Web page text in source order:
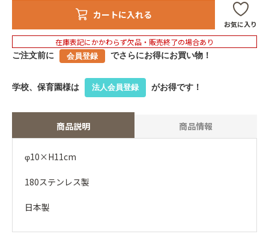
カートに入れる
お気に入り
在庫表記にかかわらず欠品・販売終了の場合あり
ご注文前に 会員登録 でさらにお得にお買い物！
学校、保育園様は 法人会員登録 がお得です！
商品説明 商品情報
φ10×H11cm
180ステンレス製
日本製